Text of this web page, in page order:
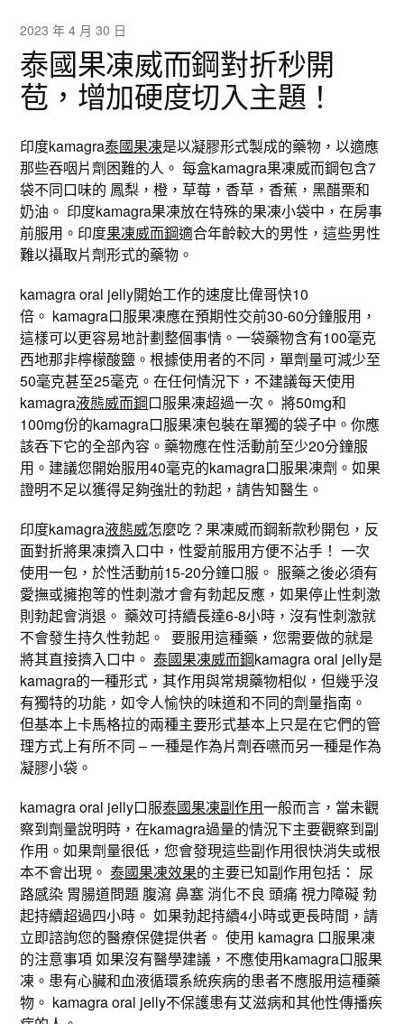
2023 年 4 月 30 日
泰國果凍威而鋼對折秒開
苞，增加硬度切入主題！
印度kamagra泰國果凍是以凝膠形式製成的藥物，以適應
那些吞咽片劑困難的人。 每盒kamagra果凍威而鋼包含7
袋不同口味的 鳳梨，橙，草莓，香草，香蕉，黑醋栗和
奶油。 印度kamagra果凍放在特殊的果凍小袋中，在房事
前服用。印度果凍威而鋼適合年齡較大的男性，這些男性
難以攝取片劑形式的藥物。
kamagra oral jelly開始工作的速度比偉哥快10
倍。 kamagra口服果凍應在預期性交前30-60分鐘服用，
這樣可以更容易地計劃整個事情。一袋藥物含有100毫克
西地那非檸檬酸鹽。根據使用者的不同，單劑量可減少至
50毫克甚至25毫克。在任何情況下，不建議每天使用
kamagra液態威而鋼口服果凍超過一次。 將50mg和
100mg份的kamagra口服果凍包裝在單獨的袋子中。你應
該吞下它的全部內容。藥物應在性活動前至少​​20分鐘服
用。建議您開始服用40毫克的kamagra口服果凍劑。如果
證明不足以獲得足夠強壯的勃起，請告知醫生。
印度kamagra液態威怎麼吃？果凍威而鋼新款秒開包，反
面對折將果凍擠入口中，性愛前服用方便不沾手！ 一次
使用一包，於性活動前15-20分鐘口服。 服藥之後必須有
愛撫或擁抱等的性刺激才會有勃起反應，如果停止性刺激
則勃起會消退。 藥效可持續長達6-8小時，沒有性刺激就
不會發生持久性勃起。 要服用這種藥，您需要做的就是
將其直接擠入口中。泰國果凍威而鋼kamagra oral jelly是
kamagra的一種形式，其作用與常規藥物相似，但幾乎沒
有獨特的功能，如令人愉快的味道和不同的劑量指南。
但基本上卡馬格拉的兩種主要形式基本上只是在它們的管
理方式上有所不同 – 一種是作為片劑吞嚥而另一種是作為
凝膠小袋。
kamagra oral jelly口服泰國果凍副作用一般而言，當未觀
察到劑量說明時，在kamagra過量的情況下主要觀察到副
作用。如果劑量很低，您會發現這些副作用很快消失或根
本不會出現。泰國果凍效果的主要已知副作用包括： 尿
路感染 胃腸道問題 腹瀉 鼻塞 消化不良 頭痛 視力障礙 勃
起持續超過四小時。 如果勃起持續4小時或更長時間，請
立即諮詢您的醫療保健提供者。 使用 kamagra 口服果凍
的注意事項 如果沒有醫學建議，不應使用kamagra口服果
凍。患有心臟和血液循環系統疾病的患者不應服用這種藥
物。 kamagra oral jelly不保護患有艾滋病和其他性傳播疾